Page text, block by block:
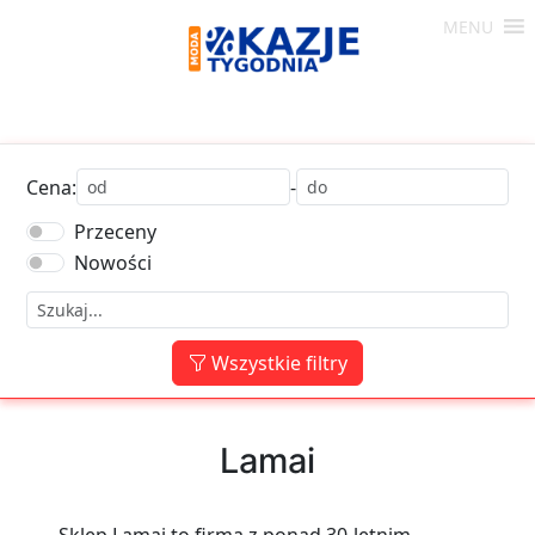
Moda
Tygodnia
MENU
Cena:
-
Przeceny
Nowości
Wszystkie filtry
Lamai